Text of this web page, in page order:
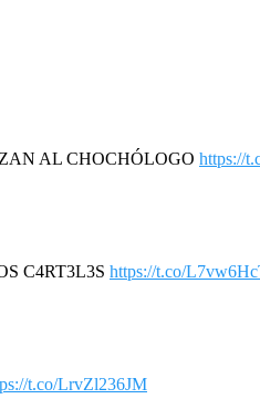
AL CHOCHÓLOGO https://
C4RT3L3S https://t.co/
t.co/LrvZl236JM